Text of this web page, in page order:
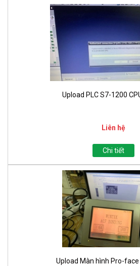
Upload PLC S7-1200
Liên hệ
Chi tiết
Upload Màn hình Pro-face